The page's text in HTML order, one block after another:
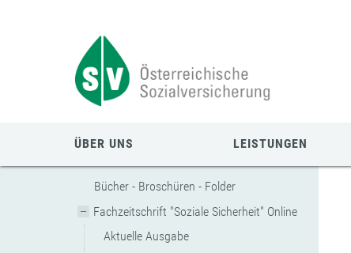
ÜBER UNS LEISTUNGEN
Bücher - Broschüren - Folder
Fachzeitschrift "Soziale Sicherheit" Online
Aktuelle Ausgabe